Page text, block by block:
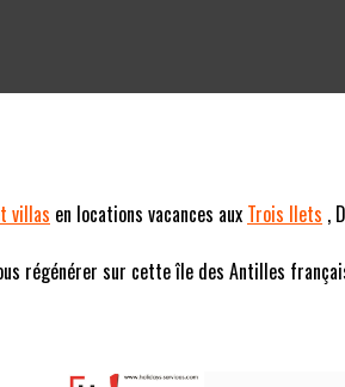
villas en locations vacances aux Trois Ilets ,
régénérer sur cette île des Antilles